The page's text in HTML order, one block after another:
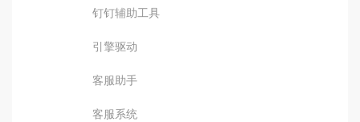
钉钉辅助工具
引擎驱动
客服助手
客服系统